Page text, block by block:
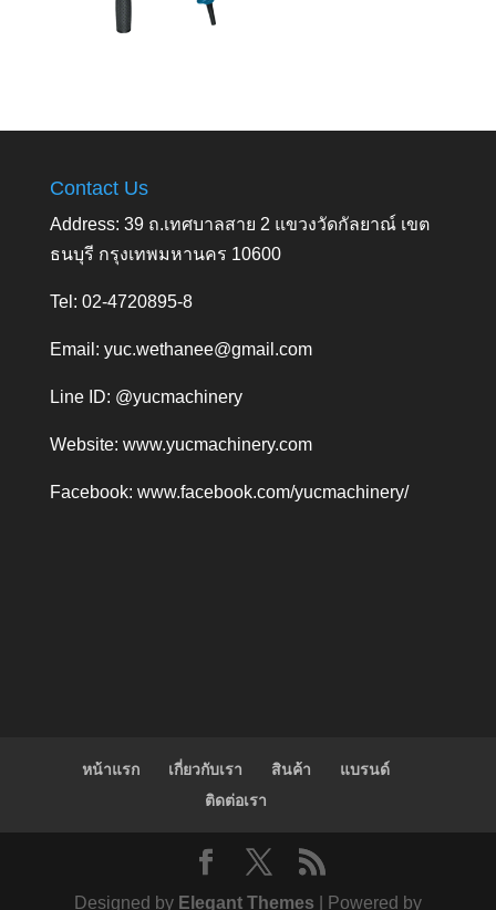
Contact Us
Address: 39 ถ.เทศบาลสาย 2 แขวงวัดกัลยาณ์ เขต
ธนบุรี กรุงเทพมหานคร 10600
Tel: 02-4720895-8
Email: yuc.wethanee@gmail.com
Line ID: @yucmachinery
Website: www.yucmachinery.com
Facebook: www.facebook.com/yucmachinery/
หน้าแรก เกี่ยวกับเรา สินค้า
แบรนด์
ติดต่อเรา
Designed by Elegant Themes | Powered by